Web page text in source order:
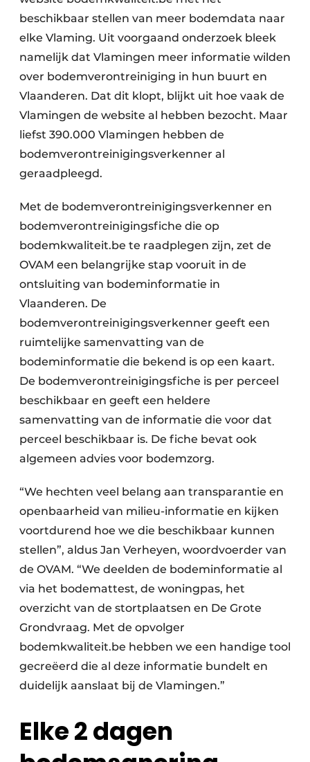
beschikbaar stellen van meer bodemdata naar
elke Vlaming. Uit voorgaand onderzoek bleek
namelijk dat Vlamingen meer informatie wilden
over bodemverontreiniging in hun buurt en
Vlaanderen. Dat dit klopt, blijkt uit hoe vaak de
Vlamingen de website al hebben bezocht. Maar
liefst 390.000 Vlamingen hebben de
bodemverontreinigingsverkenner al
geraadpleegd.
Met de bodemverontreinigingsverkenner en
bodemverontreinigingsfiche die op
bodemkwaliteit.be te raadplegen zijn, zet de
OVAM een belangrijke stap vooruit in de
ontsluiting van bodeminformatie in
Vlaanderen. De
bodemverontreinigingsverkenner geeft een
ruimtelijke samenvatting van de
bodeminformatie die bekend is op een kaart.
De bodemverontreinigingsfiche is per perceel
beschikbaar en geeft een heldere
samenvatting van de informatie die voor dat
perceel beschikbaar is. De fiche bevat ook
algemeen advies voor bodemzorg.
“We hechten veel belang aan transparantie en
openbaarheid van milieu-informatie en kijken
voortdurend hoe we die beschikbaar kunnen
stellen”, aldus Jan Verheyen, woordvoerder van
de OVAM. “We deelden de bodeminformatie al
via het bodemattest, de woningpas, het
overzicht van de stortplaatsen en De Grote
Grondvraag. Met de opvolger
bodemkwaliteit.be hebben we een handige tool
gecreëerd die al deze informatie bundelt en
duidelijk aanslaat bij de Vlamingen.”
Elke 2 dagen